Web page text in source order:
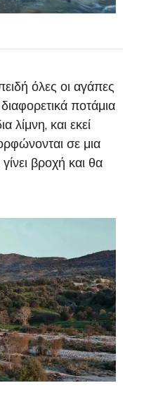
όλες οι αγάπες
ποτάμια
λίμνη, και εκεί
σε μια
βροχή και θα